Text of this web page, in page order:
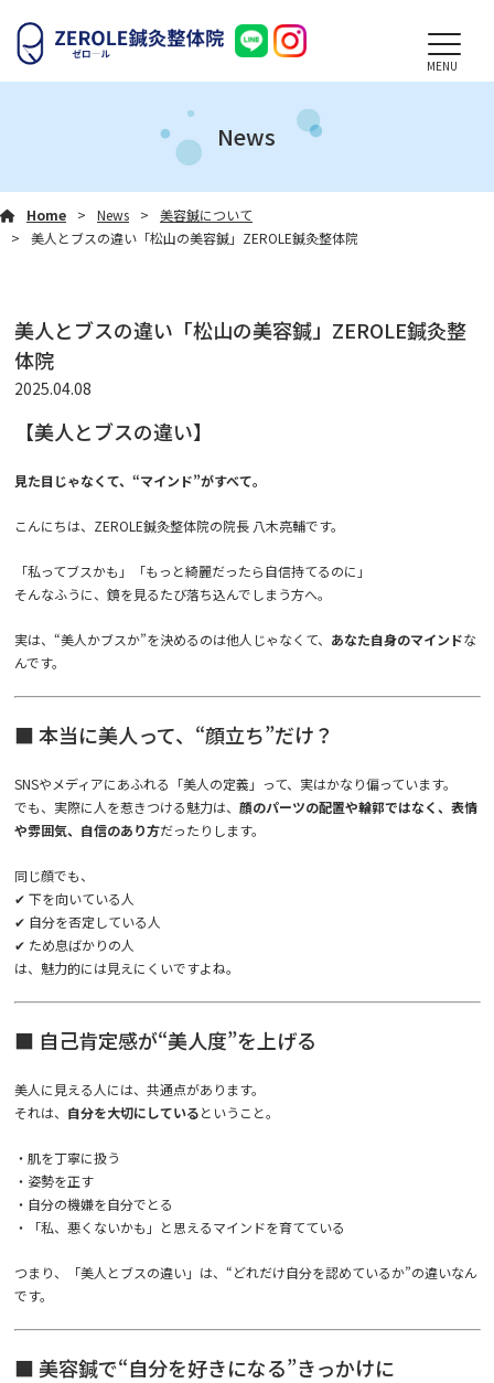
MENU
News
Home News
美容鍼について
美人とブスの違い「松山の美容鍼」ZEROLE鍼灸整体院
美人とブスの違い「松山の美容鍼」ZEROLE鍼灸整
体院
2025.04.08
【美人とブスの違い】
見た目じゃなくて、“マインド”がすべて。
こんにちは、ZEROLE鍼灸整体院の院長 八木亮輔です。
「私ってブスかも」「もっと綺麗だったら自信持てるのに」
そんなふうに、鏡を見るたび落ち込んでしまう方へ。
実は、“美人かブスか”を決めるのは他人じゃなくて、 あなた自身のマインドな
んです。
■ 本当に美人って、“顔立ち”だけ？
SNSやメディアにあふれる「美人の定義」って、実はかなり偏っています。
でも、実際に人を惹きつける魅力は、 顔のパーツの配置や輪郭ではなく、表情
や雰囲気、自信のあり方だったりします。
同じ顔でも、
✔ 下を向いている人
✔ 自分を否定している人
✔ ため息ばかりの人
は、魅力的には見えにくいですよね。
■ 自己肯定感が“美人度”を上げる
美人に見える人には、共通点があります。
それは、 自分を大切にしているということ。
・肌を丁寧に扱う
・姿勢を正す
・自分の機嫌を自分でとる
・「私、悪くないかも」と思えるマインドを育てている
つまり、「美人とブスの違い」は、“どれだけ自分を認めているか”の違いなん
です。
■ 美容鍼で“自分を好きになる”きっかけに